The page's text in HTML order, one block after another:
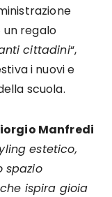
un regalo
cittadini“,
i nuovi e
scuola.
Manfredi
estetico,
spazio
ispira gioia